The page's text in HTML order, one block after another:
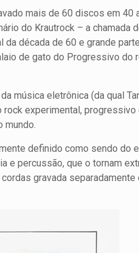
mais de 60 discos em 40
do Krautrock – a chamada
da década de 60 e grande
de gato do Progressivo do
música eletrônica (da qual
experimental, progressivo
definido como sendo do
e percussão, que o tornam
gravada separadamente